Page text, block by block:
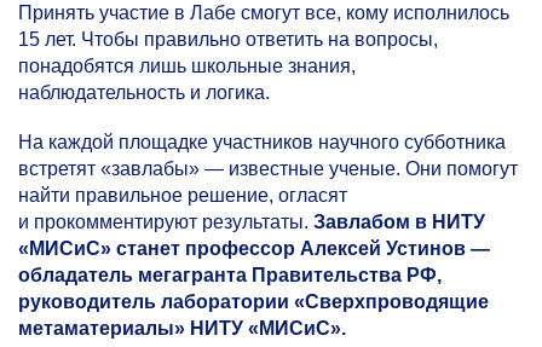
Принять участие в Лабе смогут все, кому исполнилось
15 лет. Чтобы правильно ответить на вопросы,
понадобятся лишь школьные знания,
наблюдательность и логика.
На каждой площадке участников научного субботника
встретят «завлабы» — известные ученые. Они помогут
найти правильное решение, огласят
и прокомментируют результаты. Завлабом в НИТУ
«МИСиС» станет профессор Алексей Устинов —
обладатель мегагранта Правительства РФ,
руководитель лаборатории «Сверхпроводящие
метаматериалы» НИТУ «МИСиС».